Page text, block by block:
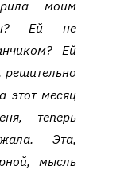
моим
Ей не
Ей
этот месяц
теперь
Эта,
мысль